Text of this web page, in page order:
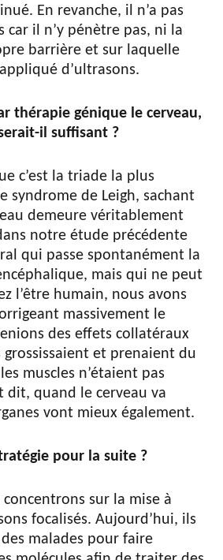
En revanche, il n’a pas
car il n’y pénètre pas, ni la
barrière et sur laquelle
d’ultrasons.
thérapie génique le cerveau,
il suffisant ?
c’est la triade la plus
syndrome de Leigh, sachant
demeure véritablement
notre étude précédente
qui passe spontanément la
mais qui ne peut
l’être humain, nous avons
massivement le
des effets collatéraux
grossissaient et prenaient du
muscles n’étaient pas
quand le cerveau va
vont mieux également.
pour la suite ?
concentrons sur la mise à
focalisés. Aujourd’hui, ils
malades pour faire